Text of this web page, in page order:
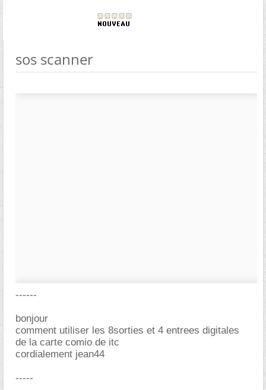
sos scanner
------
bonjour
comment utiliser les 8sorties et 4 entrees digitales
de la carte comio de itc
cordialement jean44
-----